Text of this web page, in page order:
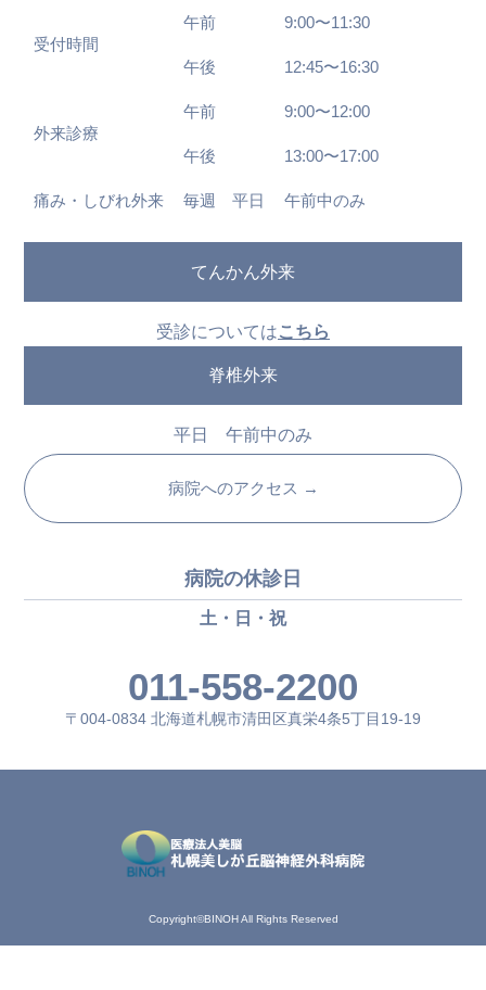
受付時間
午前 9:00〜11:30
午後 12:45〜16:30
外来診療
午前 9:00〜12:00
午後 13:00〜17:00
痛み・しびれ外来 毎週 平日 午前中のみ
てんかん外来
受診についてはこちら
脊椎外来
平日 午前中のみ
病院へのアクセス →
病院の休診日
土・日・祝
011-558-2200
〒004-0834 北海道札幌市清田区真栄4条5丁目19-19
Copyright©BINOH All Rights Reserved